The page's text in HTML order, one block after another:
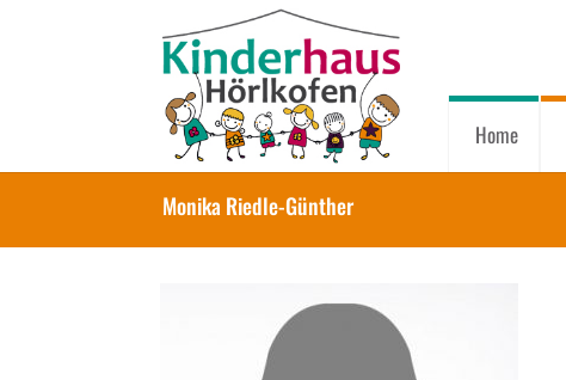
Home
Monika Riedle-Günther